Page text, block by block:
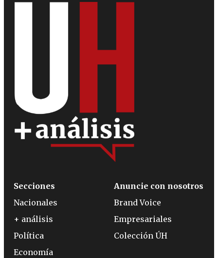
Secciones
Nacionales
+ análisis
Política
Economía
Anuncie con nosotros
Brand Voice
Empresariales
Colección ÚH